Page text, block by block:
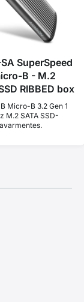
SuperSpeed
B - M.2
RIBBED box
Micro-B 3.2 Gen 1
M.2 SATA SSD-